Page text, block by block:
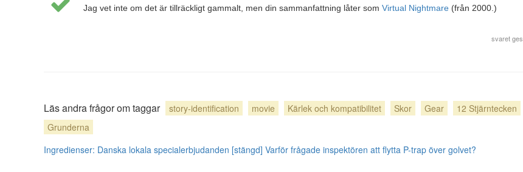
Jag vet inte om det är tillräckligt gammalt, men din sammanfattning låter som Virtual Nightmare (från 2000.)
svaret ges
Läs andra frågor om taggar story-identification movie Kärlek och kompatibilitet Skor Gear
12 Stjärntecken
Grunderna
Ingredienser: Danska lokala specialerbjudanden [stängd] Varför frågade inspektören att flytta P-trap över golvet?